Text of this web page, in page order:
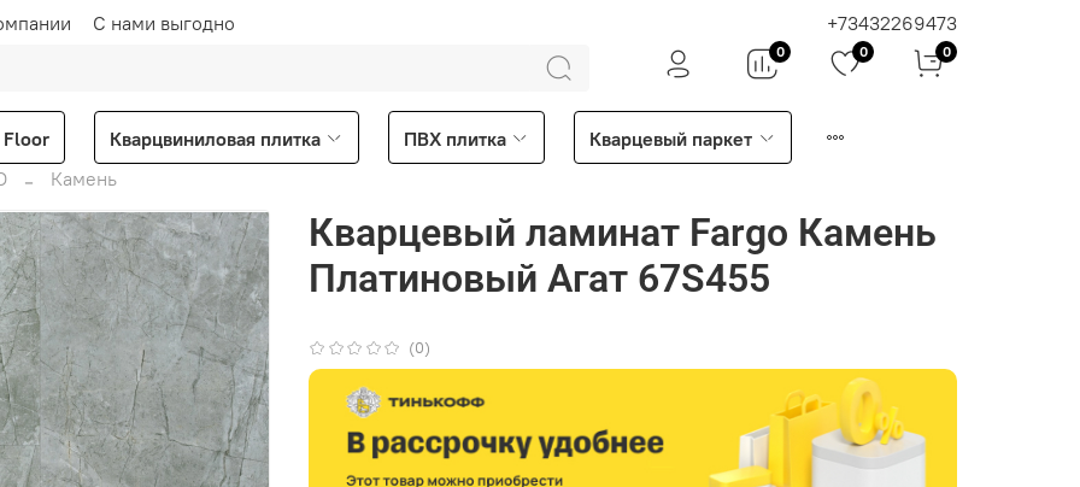
С нами выгодно +73432269473
0 0 0
Floor Кварцвиниловая плитка ПВХ плитка
Кварцевый паркет
Камень
(0)
Кварцевый ламинат Fargo Камень
Платиновый Агат 67S455